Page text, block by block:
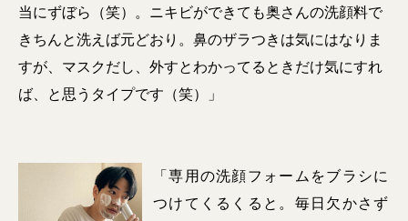
当にずぼら（笑）。ニキビができても奥さんの洗顔料で
きちんと洗えば元どおり。鼻のザラつきは気にはなりま
すが、マスクだし、外すとわかってるときだけ気にすれ
ば、と思うタイプです（笑）」
「専用の洗顔フォームをブラシに
つけてくるくると。毎日欠かさず